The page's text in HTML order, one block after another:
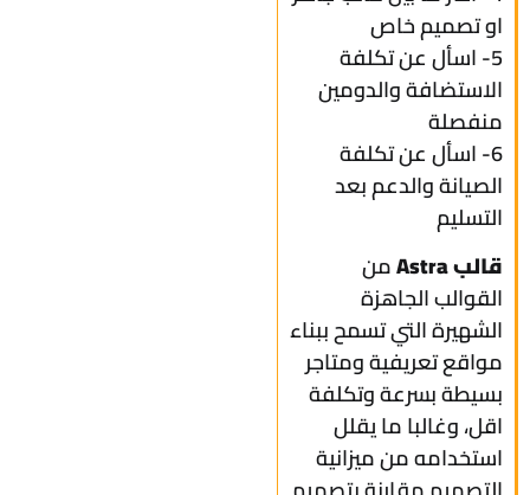
او تصميم خاص
5- اسأل عن تكلفة
الاستضافة والدومين
منفصلة
6- اسأل عن تكلفة
الصيانة والدعم بعد
التسليم
قالب Astra
من
القوالب الجاهزة
الشهيرة التي تسمح ببناء
مواقع تعريفية ومتاجر
بسيطة بسرعة وتكلفة
اقل، وغالبا ما يقلل
استخدامه من ميزانية